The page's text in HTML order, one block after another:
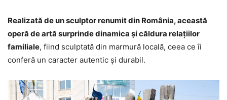
Realizată de un sculptor renumit din România, această
operă de artă surprinde dinamica și căldura relațiilor
familiale, fiind sculptată din marmură locală, ceea ce îi
conferă un caracter autentic și durabil.